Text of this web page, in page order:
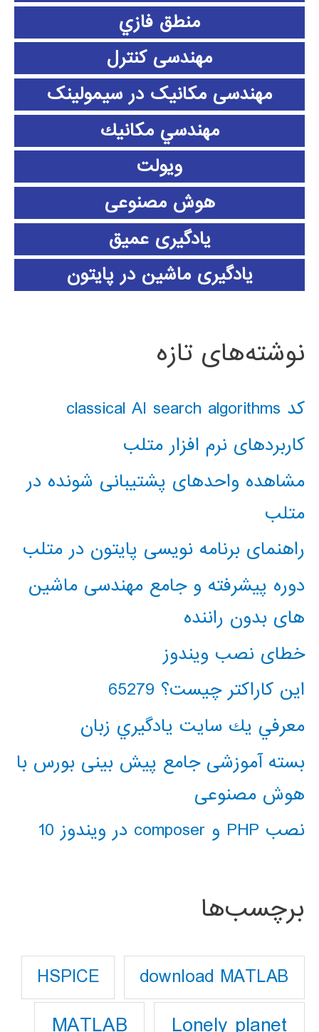
منطق فازي
مهندسی کنترل
مهندسی مکانیک در سیمولینک
مهندسي مكانيك
ویولت
هوش مصنوعی
یادگیری عمیق
یادگیری ماشین در پایتون
نوشته‌های تازه
کد classical AI search algorithms
کاربردهای نرم افزار متلب
مشاهده واحدهای پشتیبانی شونده در
متلب
راهنمای برنامه نویسی پایتون در متلب
دوره پیشرفته و جامع مهندسی ماشین
های بدون راننده
خطای نصب ویندوز
این کاراکتر چیست؟ 65279
معرفي يك سايت يادگيري زبان
بسته آموزشی جامع پیش بینی بورس با
هوش مصنوعی
نصب PHP و composer در ویندوز 10
برچسب‌ها
download MATLAB
HSPICE